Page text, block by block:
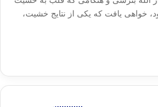
خواهی یافت که یکی از نتایج خشیت،